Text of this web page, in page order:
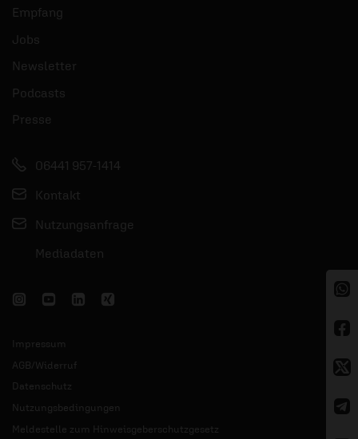
Empfang
Jobs
Newsletter
Podcasts
Presse
06441 957-1414
Kontakt
Nutzungsanfrage
Mediadaten
Impressum
AGB/Widerruf
Datenschutz
Nutzungsbedingungen
Meldestelle zum Hinweisgeberschutzgesetz